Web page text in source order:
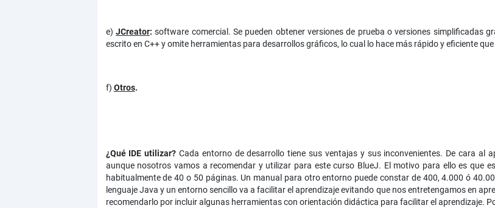
e) JCreator: software comercial. Se pueden obtener versiones de prueba o versiones simplificadas
escrito en C++ y omite herramientas para desarrollos gráficos, lo cual lo hace más rápido y eficiente
f) Otros.
¿Qué IDE utilizar? Cada entorno de desarrollo tiene sus ventajas y sus inconvenientes. De cara al
aunque nosotros vamos a recomendar y utilizar para este curso BlueJ. El motivo para ello es que
habitualmente de 40 o 50 páginas. Un manual para otro entorno puede constar de 400, 4.000 ó
lenguaje Java y un entorno sencillo va a facilitar el aprendizaje evitando que nos entretengamos en
recomendarlo por incluir algunas herramientas con orientación didáctica para facilitar el aprendizaje.